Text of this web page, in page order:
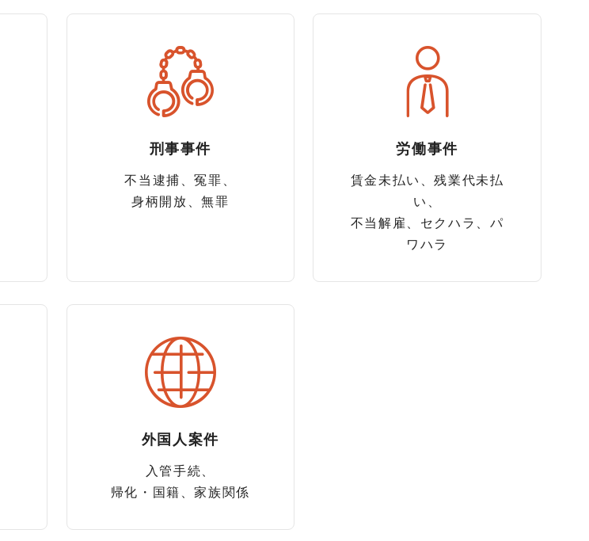
刑事事件
不当逮捕、冤罪、
身柄開放、無罪
労働事件
賃金未払い、残業代未払
い、
不当解雇、セクハラ、パ
ワハラ
外国人案件
入管手続、
帰化・国籍、家族関係